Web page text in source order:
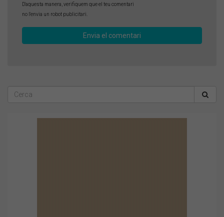
D'aquesta manera, verifiquem que el teu comentari
no l'envia un robot publicitari.